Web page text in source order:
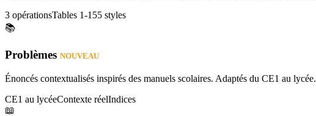
3 opérationsTables 1-155 styles
📚
Problèmes NOUVEAU
Énoncés contextualisés inspirés des manuels scolaires. Adaptés du CE1 au lycée.
CE1 au lycéeContexte réelIndices
📖